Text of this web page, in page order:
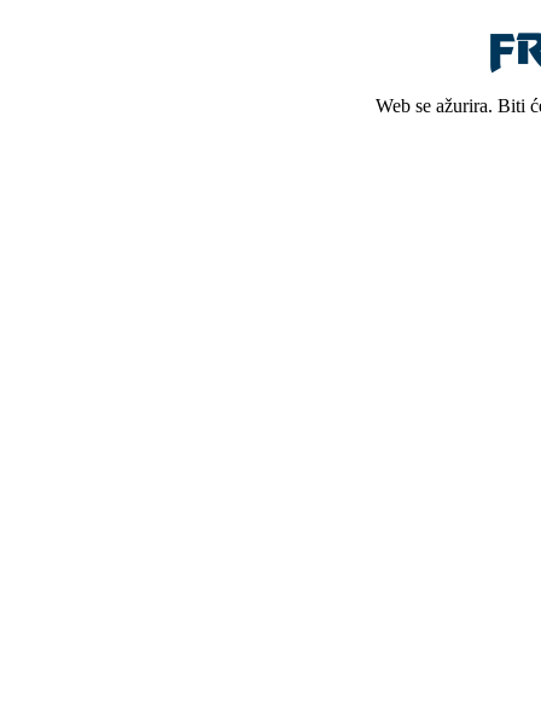
Web se ažurira. Biti